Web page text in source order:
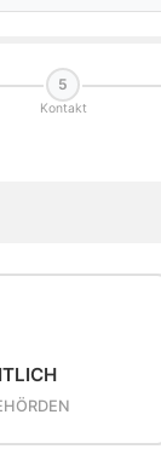
5
Kontakt